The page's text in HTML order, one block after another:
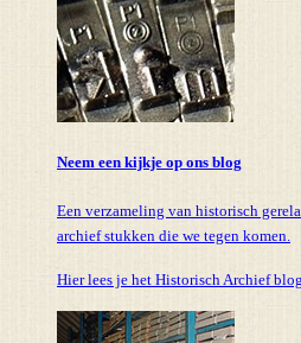
Neem een kijkje op ons blog
Een verzameling van historisch
archief stukken die we tegen komen.
Hier lees je het Historisch Archief